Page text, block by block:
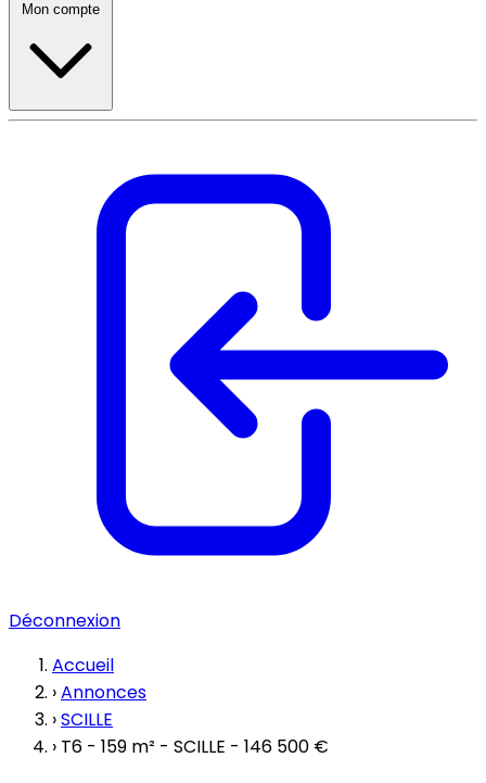
Mon compte
Déconnexion
Accueil
›Annonces
›SCILLE
› T6 - 159 m² - SCILLE - 146 500 €